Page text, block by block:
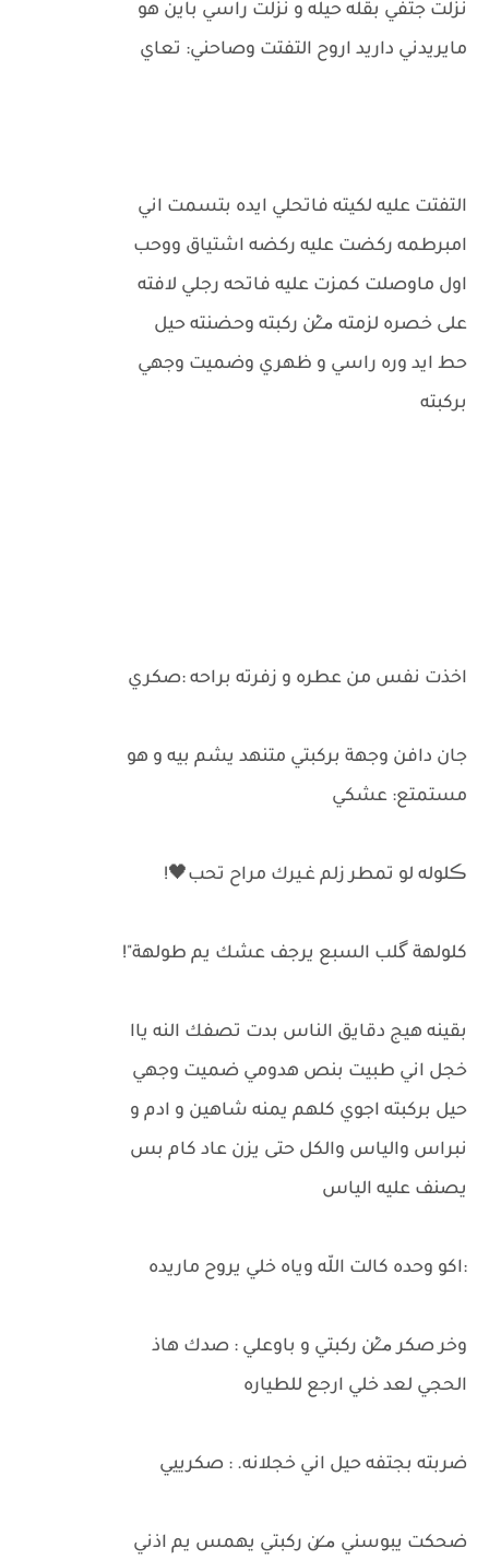
نزلت جتفي بقله حيله و نزلت راسي باين هو
مايريدني داريد اروح التفتت وصاحني: تعاي
التفتت عليه لكيته فاتحلي ايده بتسمت اني
امبرطمه ركضت عليه ركضه اشتياق ووحب
اول ماوصلت كمزت عليه فاتحه رجلي لافته
على خصره لزمته م̷ـــِْن ركبته وحضنته حيل
حط ايد وره راسي و ظهري وضميت وجهي
بركبته
اخذت نفس من عطره و زفرته براحه :صكري
جان دافن وجهة بركبتي متنهد يشم بيه و هو
مستمتع: عشكي
ڪلوله لو تمطر زلم غـيرك مراح تحب🖤!️
كلولهة گلب السبع يرجف عشك يم طولهة"!
بقينه هيج دقايق الناس بدت تصفك النه ياا
خجل اني طبيت بنص هدومي ضميت وجهي
حيل بركبته اجوي كلهم يمنه شاهين و ادم و
نبراس والياس والكل حتى يزن عاد كام بس
يصنف عليه الياس
:اكو وحده كالت اللّه وياه خلي يروح ماريده
وخر صكر م̷ـــِْن ركبتي و باوعلي : صدك هاذ
الحجي لعد خلي ارجع للطياره
ضربته بجتفه حيل اني خجلانه. : صكرييي
ضحكت يبوسني م̷ــن ركبتي يهمس يم اذني